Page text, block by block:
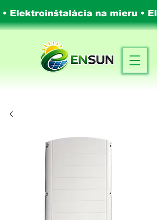
Elektroinštalácia na mieru •